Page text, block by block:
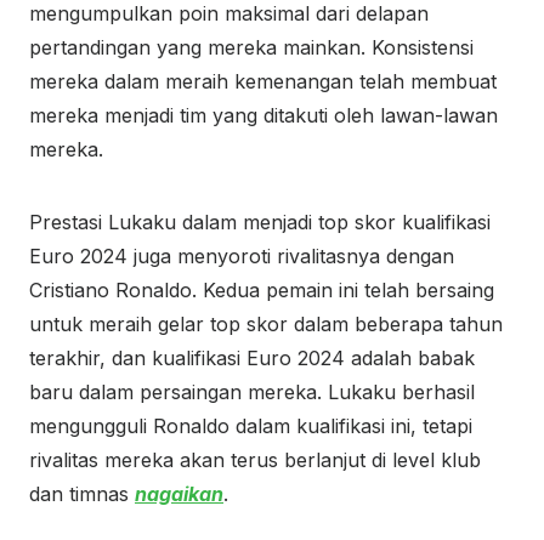
mengumpulkan poin maksimal dari delapan
pertandingan yang mereka mainkan. Konsistensi
mereka dalam meraih kemenangan telah membuat
mereka menjadi tim yang ditakuti oleh lawan-lawan
mereka.
Prestasi Lukaku dalam menjadi top skor kualifikasi
Euro 2024 juga menyoroti rivalitasnya dengan
Cristiano Ronaldo. Kedua pemain ini telah bersaing
untuk meraih gelar top skor dalam beberapa tahun
terakhir, dan kualifikasi Euro 2024 adalah babak
baru dalam persaingan mereka. Lukaku berhasil
mengungguli Ronaldo dalam kualifikasi ini, tetapi
rivalitas mereka akan terus berlanjut di level klub
dan timnas nagaikan.